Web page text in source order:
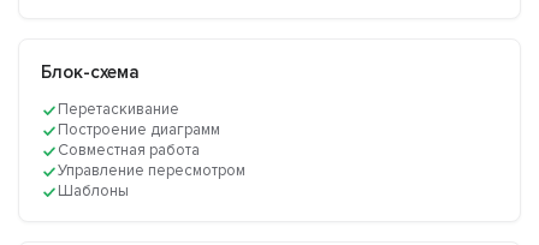
Блок-схема
Перетаскивание
Построение диаграмм
Совместная работа
Управление пересмотром
Шаблоны